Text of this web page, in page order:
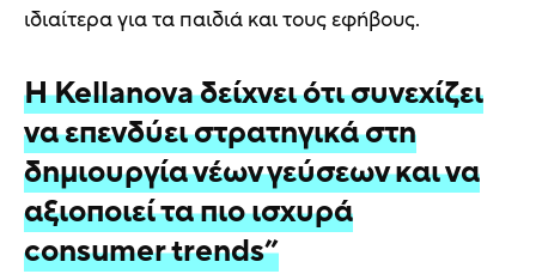
ιδιαίτερα για τα παιδιά και τους εφήβους.
Η Kellanova δείχνει ότι συνεχίζει
να επενδύει στρατηγικά στη
δημιουργία νέων γεύσεων και να
αξιοποιεί τα πιο ισχυρά
consumer trends”